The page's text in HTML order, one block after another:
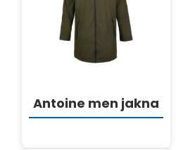
DETALJI
Antoine men jakna